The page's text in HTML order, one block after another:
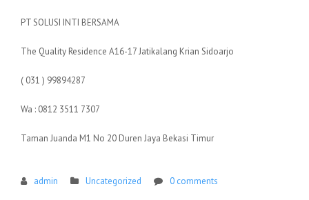
PT SOLUSI INTI BERSAMA
The Quality Residence A16-17 Jatikalang Krian Sidoarjo
( 031 ) 99894287
Wa : 0812 3511 7307
Taman Juanda M1 No 20 Duren Jaya Bekasi Timur
admin Uncategorized 0 comments